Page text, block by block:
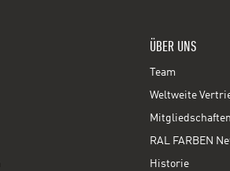
ÜBER UNS
Team
Weltweite
RAL FARBEN
Historie